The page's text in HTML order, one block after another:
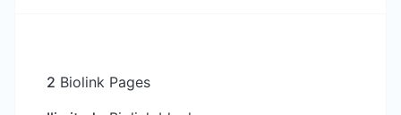
2 Biolink Pages